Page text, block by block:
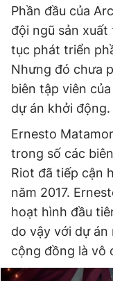
Sản phẩm khác
Tiện ích
Thông tin tòa
Đọc Thanh Niên
Theo dõi báo trên
Phần đầu của
đội ngũ sản
tục phát triển
Nhưng đó chưa
biên tập viên
dự án khởi động.
Ernesto
trong số các
Riot đã tiếp cận
năm 2017.
hoạt hình đầu
do vậy với dự án
cộng đồng là vô